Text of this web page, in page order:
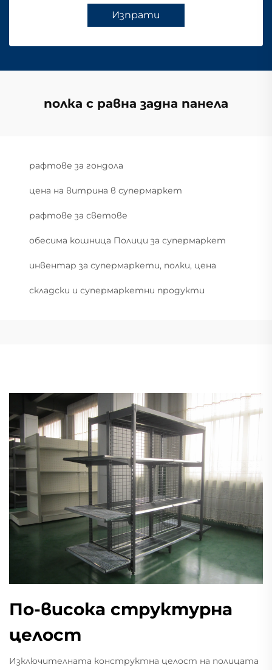
Изпрати
полка с равна задна панела
рафтове за гондола
цена на витрина в супермаркет
рафтове за светове
обесима кошница Полици за супермаркет
инвентар за супермаркети, полки, цена
складски и супермаркетни продукти
По-висока структурна
целост
Изключителната конструктна целост на полицата